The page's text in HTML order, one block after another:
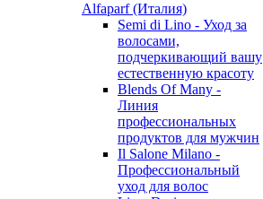
Alfaparf (Италия)
Semi di Lino - Уход за
волосами,
подчеркивающий вашу
естественную красоту
Blends Of Many -
Линия
профессиональных
продуктов для мужчин
Il Salone Milano -
Профессиональный
уход для волос